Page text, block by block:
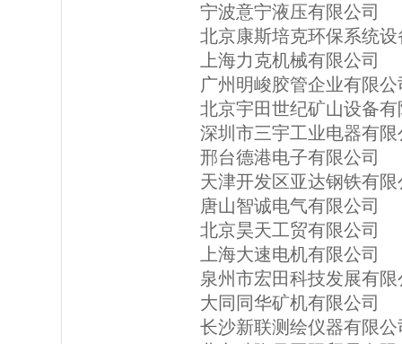
宁波意宁液压有限公司
北京康斯培克环保系统
上海力克机械有限公司
广州明峻胶管企业有限公
北京宇田世纪矿山设备有
深圳市三宇工业电器有限
邢台德港电子有限公司
天津开发区亚达钢铁有限
唐山智诚电气有限公司
北京昊天工贸有限公司
上海大速电机有限公司
泉州市宏田科技发展有限
大同同华矿机有限公司
长沙新联测绘仪器有限公